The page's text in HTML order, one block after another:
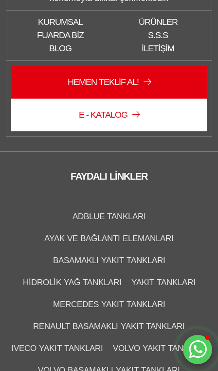
Düzce Sağlam Depo
KURUMSAL
ÜRÜNLER
FUARDA BIZ
S.S.S
BLOG
İLETIŞIM
HEMEN TEKLIF AL!
E - KATALOG
FAYDALI LINKLER
ADBLUE TANKLARI
AYAK VE BAĞLANTI ELEMANLARI
BASAMAKLI YAKIT TANKLARI
HIDROLIK YAĞ TANKLARI YAKIT TANKLARI
MERCEDES YAKIT TANKLARI
RENAULT BASAMAKLI YAKIT TANKLARI
IVECO YAKIT TANKLARI VOLVO YAKIT TANKLARI